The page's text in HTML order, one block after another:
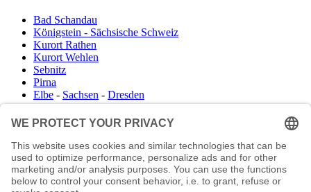
Bad Schandau
Königstein - Sächsische Schweiz
Kurort Rathen
Kurort Wehlen
Sebnitz
Pirna
Elbe - Sachsen - Dresden
Infocenter
Wanderkartenshop
Prospektdownload
Unterkunft Böhmisch Sächsische Schweiz